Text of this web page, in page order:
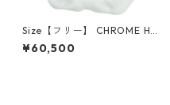
Size【フリー】 CHROME HEA
RTS クロム・ハーツ CH Cross
SINGLE Hoop Earring WHITE
¥60,500